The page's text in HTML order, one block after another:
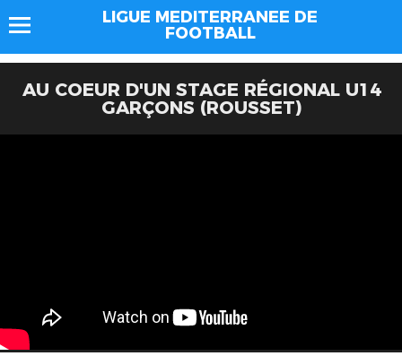
LIGUE MEDITERRANEE DE
FOOTBALL
AU COEUR D'UN STAGE RÉGIONAL U14
GARÇONS (ROUSSET)